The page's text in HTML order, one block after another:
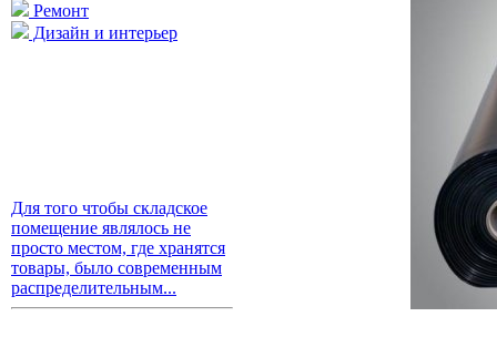
Ремонт
Дизайн и интерьер
Для того чтобы складское
помещение являлось не
просто местом, где хранятся
товары, было современным
распределительным...